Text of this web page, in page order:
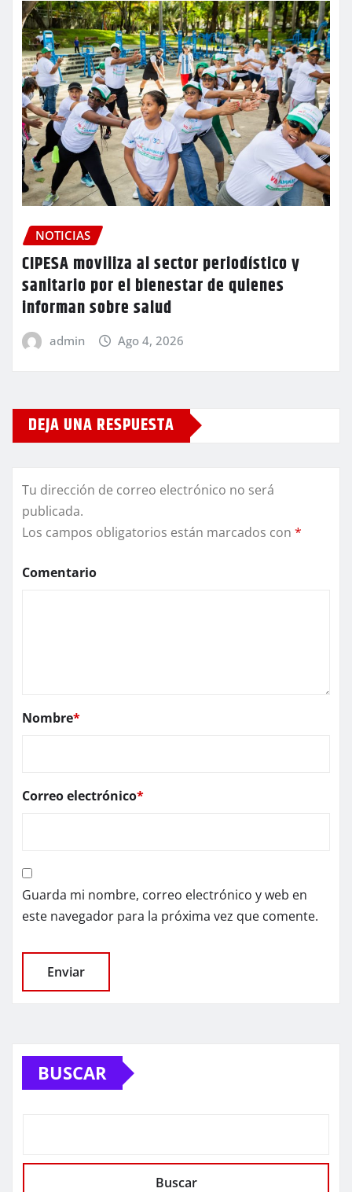
NOTICIAS
CIPESA moviliza al sector periodístico y
sanitario por el bienestar de quienes
informan sobre salud
admin Ago 4, 2026
DEJA UNA RESPUESTA
Tu dirección de correo electrónico no será
publicada.
Los campos obligatorios están marcados con *
Comentario
Nombre*
Correo electrónico*
Guarda mi nombre, correo electrónico y web en
este navegador para la próxima vez que comente.
BUSCAR
Buscar